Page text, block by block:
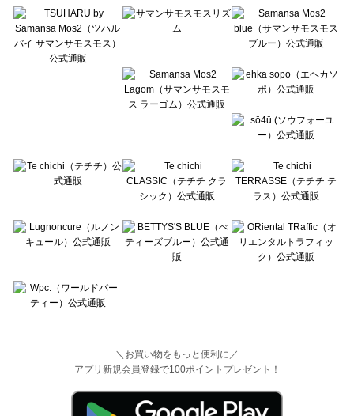
Lugnoncure（ルノンキュール）の一覧
BETTY'S BLUE（べティーズブルー）の一覧
Wpc.（ワールドパーティー）の一覧
＼お買い物をもっと便利に／
アプリ新規会員登録で100ポイントプレゼント！